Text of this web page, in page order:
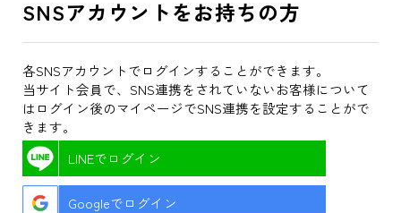
SNSアカウントをお持ちの方
各SNSアカウントでログインすることができます。
当サイト会員で、SNS連携をされていないお客様について
はログイン後のマイページでSNS連携を設定することがで
きます。
LINEでログイン
Googleでログイン